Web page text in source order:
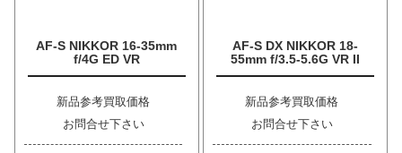
AF-S NIKKOR 16-35mm
f/4G ED VR
新品参考買取価格
お問合せ下さい
AF-S DX NIKKOR 18-
55mm f/3.5-5.6G VR II
新品参考買取価格
お問合せ下さい